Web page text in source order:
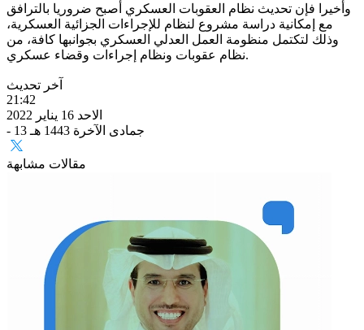
وأخيرا فإن تحديث نظام العقوبات العسكري أصبح ضروريا بالترافق
مع إمكانية دراسة مشروع لنظام للإجراءات الجزائية العسكرية،
وذلك لتكتمل منظومة العمل العدلي العسكري بجوانبها كافة، من
نظام عقوبات ونظام إجراءات وقضاء عسكري.
آخر تحديث
21:42
الاحد 16 يناير 2022
- 13 جمادى الآخرة 1443 هـ
مقالات مشابهة